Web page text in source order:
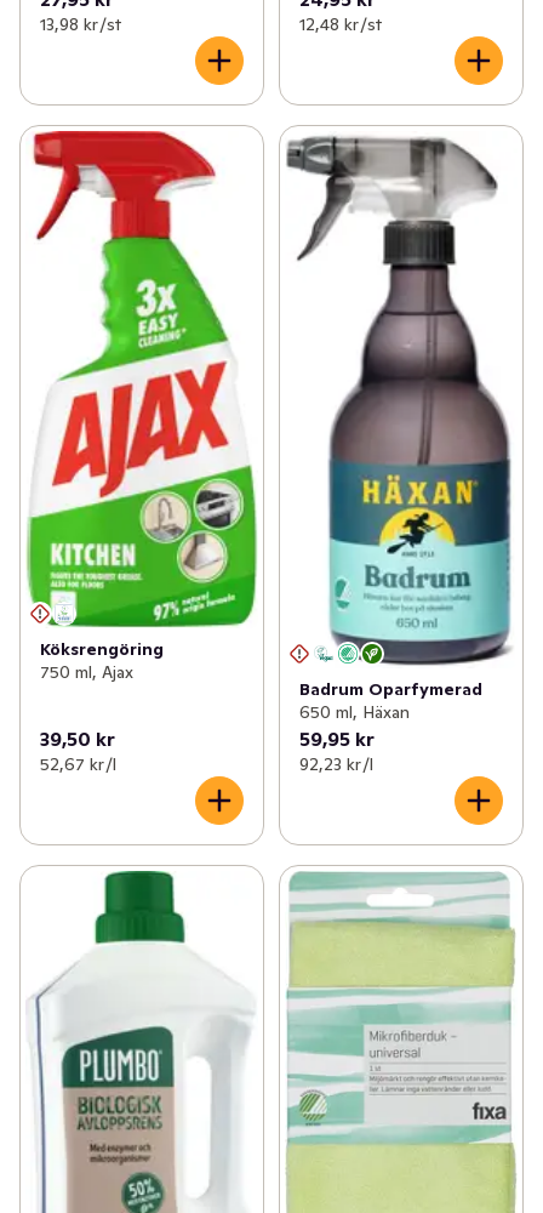
13,98 kr /st 12,48 kr /st
Köksrengöring
750 ml, Ajax
39,50 kr
52,67 kr /l
Badrum Oparfymerad
650 ml, Häxan
59,95 kr
92,23 kr /l